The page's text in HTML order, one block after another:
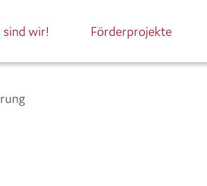
sind wir! Förderprojekte